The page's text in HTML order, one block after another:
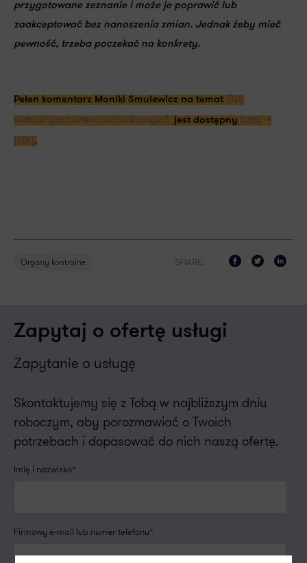
przygotowane zeznanie i może je poprawić lub
zaakceptować bez nanoszenia zmian. Jednak żeby mieć
pewność, trzeba poczekać na konkrety.
Pełen komentarz Moniki Smulewicz na temat ZUS
wirtualnym biurem rachunkowym?jest dostępny tutaj >>
(klik).
Organy kontrolne SHARE:
Zapytaj o ofertę usługi
Zapytanie o usługę
Skontaktujemy się z Tobą w najbliższym dniu
roboczym, aby porozmawiać o Twoich
potrzebach i dopasować do nich naszą ofertę.
Imię i nazwisko*
Firmowy e-mail lub numer telefonu*